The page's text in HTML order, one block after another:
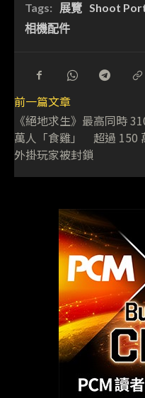
Tags: 展覽 Shoot
相機配件
前一篇文章
《絕地求生》最高同時
萬人「食雞」 超過 150
外掛玩家被封鎖